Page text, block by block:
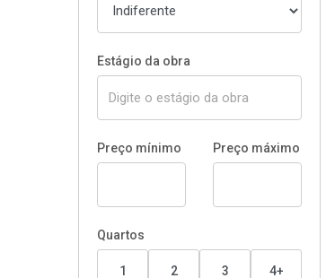
Estágio da obra
Preço mínimo Preço máximo
Quartos
1 2 3 4+